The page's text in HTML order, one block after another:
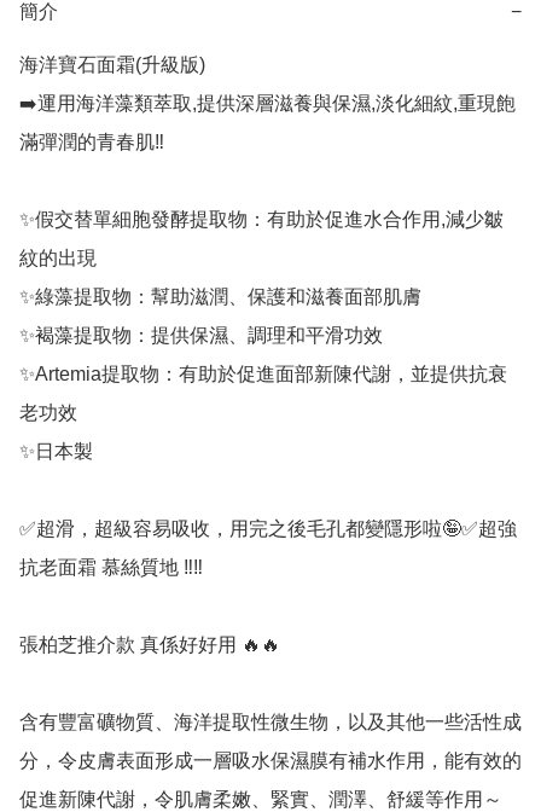
簡介 −
海洋寶石面霜(升級版)
➡️運用海洋藻類萃取,提供深層滋養與保濕,淡化細紋,重現飽
滿彈潤的青春肌‼️
✨假交替單細胞發酵提取物：有助於促進水合作用,減少皺
紋的出現
✨綠藻提取物：幫助滋潤、保護和滋養面部肌膚
✨褐藻提取物：提供保濕、調理和平滑功效
✨Artemia提取物：有助於促進面部新陳代謝，並提供抗衰
老功效
✨日本製
✅超滑，超級容易吸收，用完之後毛孔都變隱形啦🤪✅超強
抗老面霜 慕絲質地 ‼️‼️
張柏芝推介款 真係好好用 🔥🔥
含有豐富礦物質、海洋提取性微生物，以及其他一些活性成
分，令皮膚表面形成一層吸水保濕膜有補水作用，能有效的
促進新陳代謝，令肌膚柔嫩、緊實、潤澤、舒緩等作用～